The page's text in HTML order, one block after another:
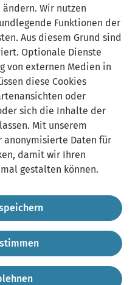
Newsletter
abonieren
Bereich
ausklappen
Bereich
ausklappen
Impressum
Kontakt
Wir nutzen
Funktionen der
Aus diesem Grund sind
Optionale Dienste
von externen Medien in
diese Cookies
oder
sich die Inhalte der
Mit unserem
Daten für
damit wir Ihren
gestalten können.